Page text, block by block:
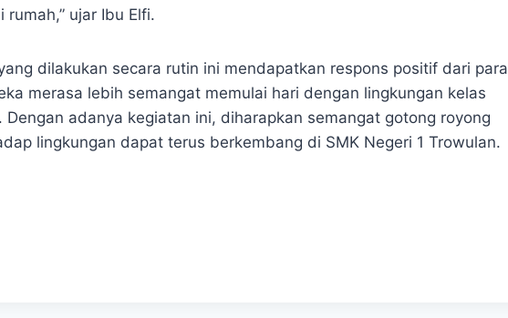
ujar Ibu Elfi.
dilakukan secara rutin ini mendapatkan respons positif dari para
merasa lebih semangat memulai hari dengan lingkungan kelas
adanya kegiatan ini, diharapkan semangat gotong royong
lingkungan dapat terus berkembang di SMK Negeri 1 Trowulan.